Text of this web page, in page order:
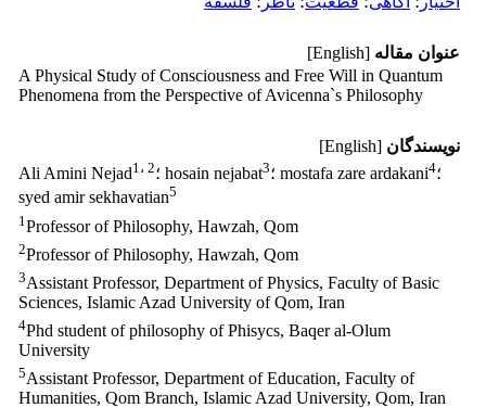
عنوان مقاله [English]
A Physical Study of Consciousness and Free Will in Quantum
Phenomena from the Perspective of Avicenna`s Philosophy
نویسندگان [English]
Ali Amini Nejad1 ، 2 ؛ hosain nejabat3 ؛ mostafa zare ardakani4؛
syed amir sekhavatian5
1 Professor of Philosophy, Hawzah, Qom
2Professor of Philosophy, Hawzah, Qom
3Assistant Professor, Department of Physics, Faculty of Basic
Sciences, Islamic Azad University of Qom, Iran
4Phd student of philosophy of Phisycs, Baqer al-Olum
University
5Assistant Professor, Department of Education, Faculty of
Humanities, Qom Branch, Islamic Azad University, Qom, Iran